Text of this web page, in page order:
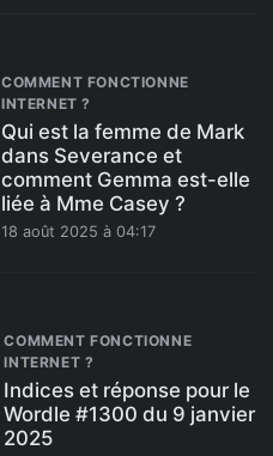
COMMENT FONCTIONNE
INTERNET ?
Qui est la femme de Mark
dans Severance et
comment Gemma est-elle
liée à Mme Casey ?
18 août 2025 à 04:17
COMMENT FONCTIONNE
INTERNET ?
Indices et réponse pour le
Wordle #1300 du 9 janvier
2025